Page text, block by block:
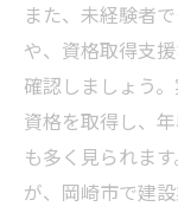
また、未経験者
や、資格取得支
確認しましょう
資格を取得し、
も多く見られま
が、岡崎市で建